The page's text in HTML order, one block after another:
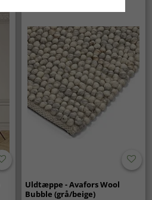
Uldtæppe - Avafors Wool
Bubble (grå/beige)